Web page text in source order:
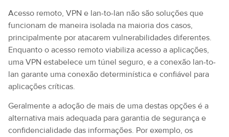
Acesso remoto, VPN e lan-to-lan não são soluções que
funcionam de maneira isolada na maioria dos casos,
principalmente por atacarem vulnerabilidades diferentes.
Enquanto o acesso remoto viabiliza acesso a aplicações,
uma VPN estabelece um túnel seguro, e a conexão lan-to-
lan garante uma conexão determinística e confiável para
aplicações críticas.
Geralmente a adoção de mais de uma destas opções é a
alternativa mais adequada para garantia de segurança e
confidencialidade das informações. Por exemplo, os